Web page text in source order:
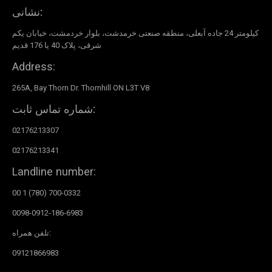
نشانی:
کیلومتر 24 جاده آبعلی، منطقه صنعتی خرمدشت، بلوار خردمشت، خیابان یکم
شرقی، پلاک 40 یا 176 قدیم
Address:
265A, Bay Thorn Dr. Thornhill ON L3T V8
شماره تماس ثابت:
02176213307
02176213341
Landline number:
00 1 (780) 700-0332
0098-0912-186-6983
تلفن همراه:
09121866983